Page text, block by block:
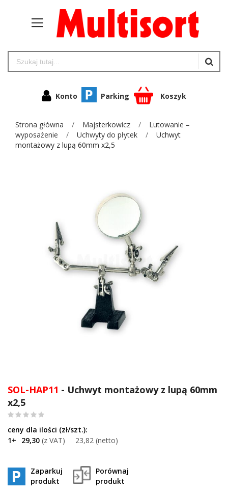
Konto Parking Koszyk
Strona główna Majsterkowicz
Lutowanie –
wyposażenie
Uchwyty do płytek
Uchwyt
montażowy z lupą 60mm x2,5
na
początek
galerii
SOL-HAP11 - Uchwyt montażowy z lupą 60mm
x2,5
of
100
1+ 29,30 23,82
Zaparkuj
produkt
Porównaj
produkt